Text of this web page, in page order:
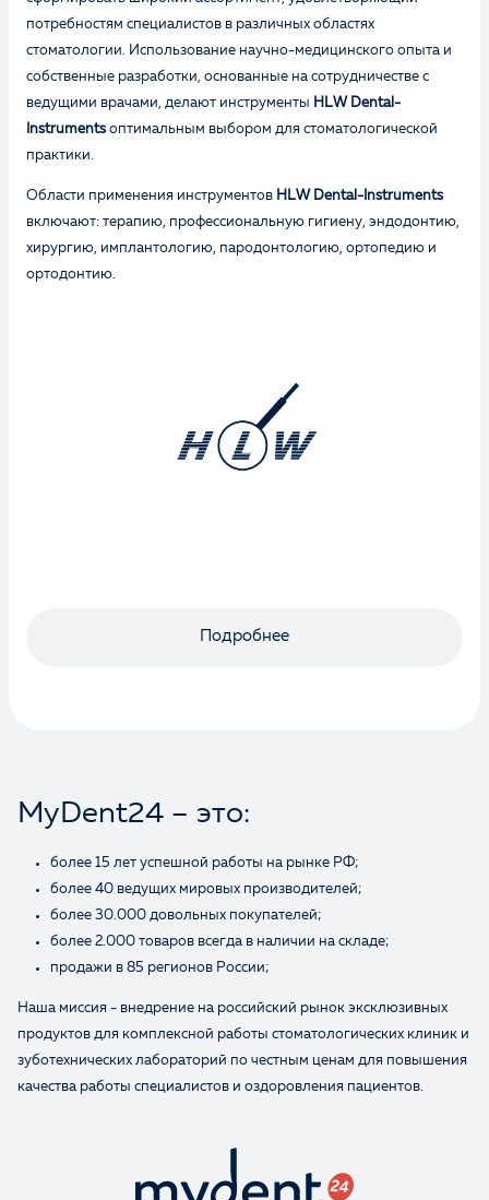
потребностям специалистов в различных областях
стоматологии. Использование научно-медицинского опыта и
собственные разработки, основанные на сотрудничестве с
ведущими врачами, делают инструменты HLW Dental-
Instruments оптимальным выбором для стоматологической
практики.
Области применения инструментов HLW Dental-Instruments
включают: терапию, профессиональную гигиену, эндодонтию,
хирургию, имплантологию, пародонтологию, ортопедию и
ортодонтию.
Подробнее
MyDent24 – это:
более 15 лет успешной работы на рынке РФ;
более 40 ведущих мировых производителей;
более 30.000 довольных покупателей;
более 2.000 товаров всегда в наличии на складе;
продажи в 85 регионов России;
Наша миссия - внедрение на российский рынок эксклюзивных
продуктов для комплексной работы стоматологических клиник и
зуботехнических лабораторий по честным ценам для повышения
качества работы специалистов и оздоровления пациентов.
Ваше имя